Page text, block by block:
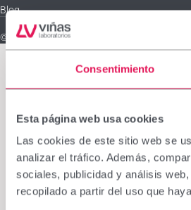
Consentimiento
Esta página web usa cookies
Las cookies de este sitio web se
analizar el tráfico. Además,
sociales, publicidad y análisis
recopilado a partir del uso que
Blog
© Laboratorios Viñas 2026